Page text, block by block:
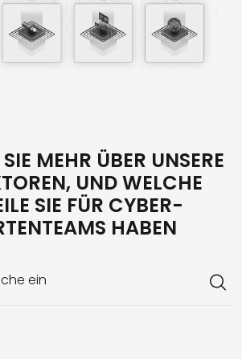
MEHR ÜBER UNSERE
UND WELCHE
SIE FÜR CYBER-
HABEN
ein